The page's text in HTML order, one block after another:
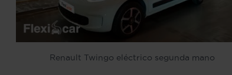
Renault Twingo eléctrico segunda mano